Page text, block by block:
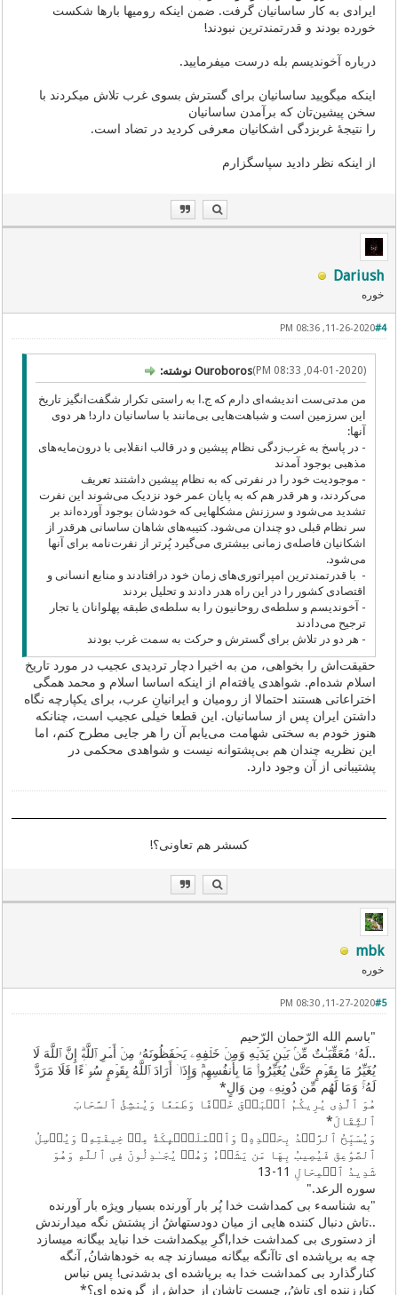
ایرادی به کار ساسانیان گرفت. ضمن اینکه رومیها بارها شکست
خورده بودند و قدرتمندترین نبودند!
درباره آخوندیسم بله درست میفرمایید.
اینکه میگویید ساسانیان برای گسترش بسوی غرب تلاش میکردند با
سخن پیشین‌تان که برآمدن ساسانیان
را نتیجۀ غربزدگی اشکانیان معرفی کردید در تضاد است.
از اینکه نظر دادید سپاسگزارم
Dariush
خوره
#4
11-26-2020, 08:36 PM
(04-01-2020, 08:33 PM) Ouroboros نوشته:
من مدتی‌ست اندیشه‌ای دارم که ج.ا به راستی تکرار شگفت‌انگیز تاریخ
این سرزمین است و شباهت‌هایی بی‌مانند با ساسانیان دارد! هر دوی
آنها:
- در پاسخ به غرب‌زدگی نظام پیشین و در قالب انقلابی با درون‌مایه‌های
مذهبی بوجود آمدند
- موجودیت خود را در نفرتی که به نظام پیشین داشتند تعریف
می‌کردند، و هر قدر هم که به پایان عمر خود نزدیک می‌شوند این نفرت
تشدید می‌شود و سرزنش مشکلهایی که خودشان بوجود آورده‌اند بر
سر نظام قبلی دو چندان می‌شود. کتیبه‌های شاهان ساسانی هرقدر از
اشکانیان فاصله‌ی زمانی بیشتری می‌گیرد پُرتر از نفرت‌نامه برای آنها
می‌شود.
- با قدرتمندترین امپراتوری‌های زمان خود درافتادند و منابع انسانی و
اقتصادی کشور را در این راه هدر دادند و تحلیل بردند
- آخوندیسم و سلطه‌ی روحانیون را به سلطه‌ی طبقه پهلوانان یا تجار
ترجیح می‌دادند
- هر دو در تلاش برای گسترش و حرکت به سمت غرب بودند
حقیقت‌اش را بخواهی، من به اخیرا دچار تردیدی عجیب در مورد تاریخ
اسلام شده‌ام. شواهدی یافته‌ام از اینکه اساسا اسلام و محمد همگی
اختراعاتی هستند احتمالا از رومیان و ایرانیانِ عرب، برای یکپارچه نگاه
داشتن ایران پس از ساسانیان. این قطعا خیلی عجیب است، چنانکه
هنوز خودم به سختی شهامت می‌یابم آن را هر جایی مطرح کنم، اما
این نظریه چندان هم بی‌پشتوانه نیست و شواهدی محکمی در
پشتیبانی از آن وجود دارد.
کسشر هم تعاونی؟!
mbk
خوره
#5
11-27-2020, 08:30 PM
"باسم الله الرّحمان الرّحيم
..لَهُۥ مُعَقِّبَـٰتٌ مِّنۢ بَیۡنِ یَدَیۡهِ وَمِنۡ خَلۡفِهِۦ یَحۡفَظُونَهُۥ مِنۡ أَمۡرِ ٱللَّهِۗ إِنَّ ٱللَّهَ لَا
یُغَیِّرُ مَا بِقَوۡمٍ حَتَّىٰ یُغَیِّرُوا۟ مَا بِأَنفُسِهِمۡۗ وَإِذَاۤ أَرَادَ ٱللَّهُ بِقَوۡمٍ سُوۤءًا فَلَا مَرَدَّ
لَهُۥۚ وَمَا لَهُم مِّن دُونِهِۦ مِن وَالٍ*
هُوَ ٱلَّذِی یُرِیكُمُ ٱلۡبَرۡقَ خَوۡفًا وَطَمَعًا وَیُنشِئُ ٱلسَّحَابَ
ٱلثِّقَالَ*
وَیُسَبِّحُ ٱلرَّعۡدُ بِحَمۡدِهِۦ وَٱلۡمَلَـٰۤىِٕكَةُ مِنۡ خِیفَتِهِۦ وَیُرۡسِلُ
ٱلصَّوَٰعِقَ فَیُصِیبُ بِهَا مَن یَشَاۤءُ وَهُمۡ یُجَـٰدِلُونَ فِی ٱللَّهِ وَهُوَ
شَدِیدُ ٱلۡمِحَالِ 11-13
سوره الرعد."
"به شناسهء بی کمداشت خدا پُر بار آورنده بسيار ویژه بار آورنده
..تاش دنبال کننده هایی از میان دودستهاشُ از پشتش نگه میدارندش
از دستوری بی کمداشت خدا,اگرِ بيکمداشت خدا نباید بیگانه میسازد
چه به برپاشده ای تاآنگه بیگانه میسازند چه به خودهاشانُ, آنگه
کنارگذارد بی کمداشت خدا به برپاشده ای بدشدنی! پس نباس
کنارزننده ای تاشُ, چیست تاشان از جداش از گرونده ای؟*